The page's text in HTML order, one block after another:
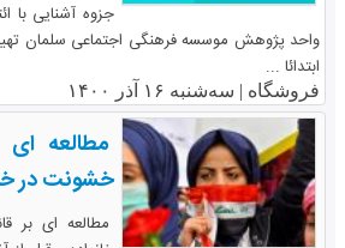
جزوه آشنایی با
واحد پژوهش موسسه فرهنگی اجتماعی سلمان
ابتدائا ...
فروشگاه | سه‌شنبه ۱۶ آذر ۱۴۰۰
مطالعه ای
خشونت در
مطالعه ای بر